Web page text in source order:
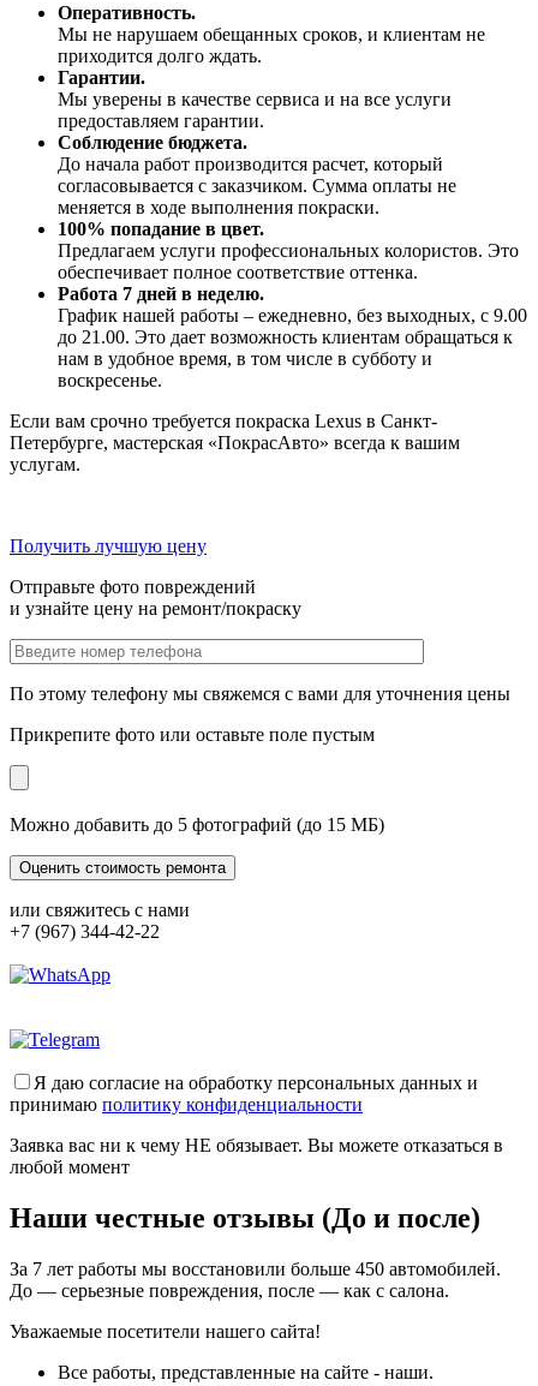
Оперативность.
Мы не нарушаем обещанных сроков, и клиентам не
приходится долго ждать.
Гарантии.
Мы уверены в качестве сервиса и на все услуги
предоставляем гарантии.
Соблюдение бюджета.
До начала работ производится расчет, который
согласовывается с заказчиком. Сумма оплаты не
меняется в ходе выполнения покраски.
100% попадание в цвет.
Предлагаем услуги профессиональных колористов. Это
обеспечивает полное соответствие оттенка.
Работа 7 дней в неделю.
График нашей работы – ежедневно, без выходных, с 9.00
до 21.00. Это дает возможность клиентам обращаться к
нам в удобное время, в том числе в субботу и
воскресенье.
Если вам срочно требуется покраска Lexus в Санкт-
Петербурге, мастерская «ПокрасАвто» всегда к вашим
услугам.
Получить лучшую цену
Отправьте фото повреждений
и узнайте цену на ремонт/покраску
По этому телефону мы свяжемся с вами для уточнения цены
Прикрепите фото или оставьте поле пустым
Можно добавить до 5 фотографий (до 15 МБ)
или свяжитесь с нами
+7 (967) 344-42-22
Я даю согласие на обработку персональных данных и
принимаю политику конфиденциальности
Заявка вас ни к чему НЕ обязывает. Вы можете отказаться в
любой момент
Наши честные отзывы (До и после)
За 7 лет работы мы восстановили больше 450 автомобилей.
До — серьезные повреждения, после — как с салона.
Уважаемые посетители нашего сайта!
Все работы, представленные на сайте - наши.